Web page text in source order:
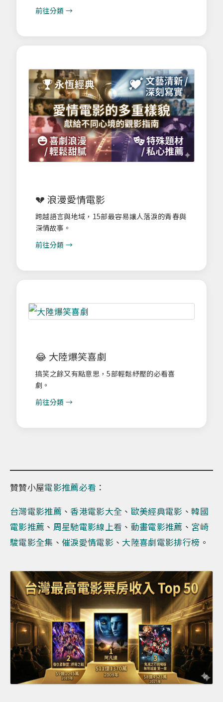
前往分類 →
💔 浪漫愛情電影
跨越語言與地域，15部最容易讓人落淚的青春與
深情故事。
前往分類 →
😂 大陸爆笑喜劇
搞笑之餘又有點意思，5部輕鬆紓壓的必看喜
劇。
前往分類 →
贊贊小屋電影推薦必看 ：
台灣電影推薦 、 香港電影大全 、 歐美經典電影 、韓國
電影推薦 、 周星馳電影線上看 、 動畫電影推薦 、 宮崎
駿電影全集 、 催淚愛情電影 、 大陸喜劇電影排行榜 。